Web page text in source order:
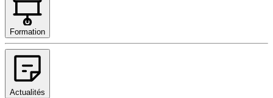
Formation
Actualités